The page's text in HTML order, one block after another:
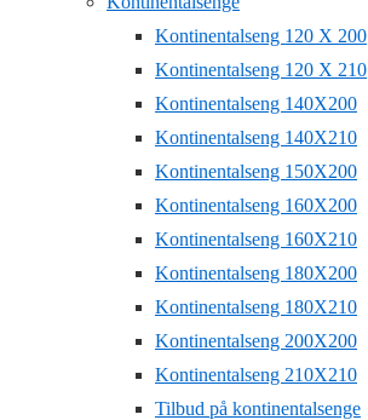
Kontinentalseng 120 X 200
Kontinentalseng 120 X 210
Kontinentalseng 140X200
Kontinentalseng 140X210
Kontinentalseng 150X200
Kontinentalseng 160X200
Kontinentalseng 160X210
Kontinentalseng 180X200
Kontinentalseng 180X210
Kontinentalseng 200X200
Kontinentalseng 210X210
Tilbud på kontinentalsenge